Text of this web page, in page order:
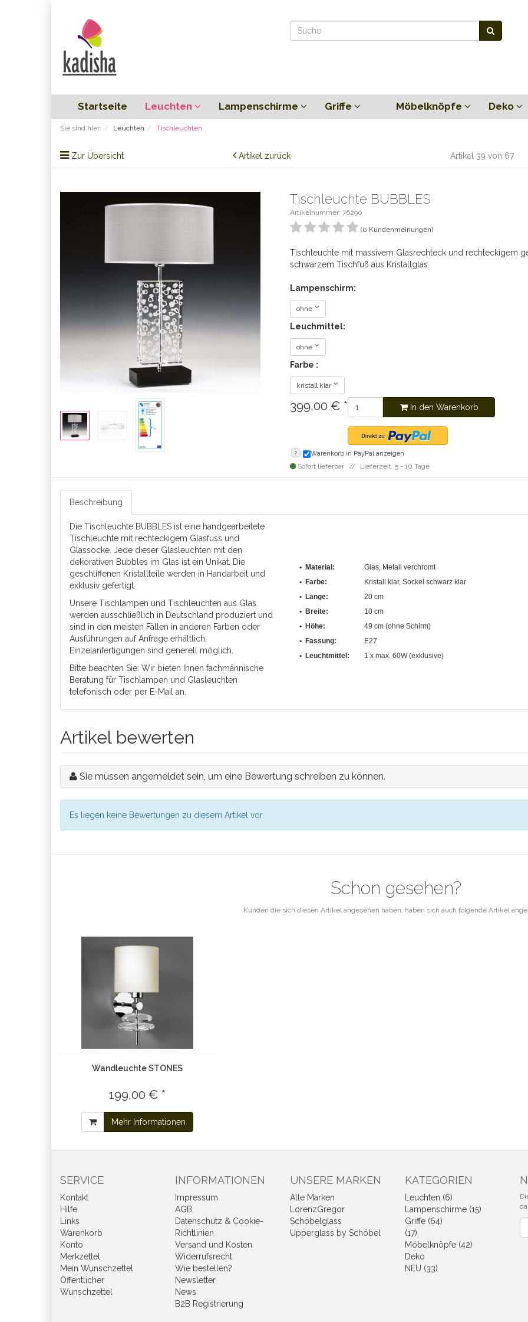
Startseite Leuchten Lampenschirme Griffe Möbelknöpfe Deko
Sie sind hier: Leuchten Tischleuchten
Zur Übersicht Artikel zurück Artikel 39 von 67
Tischleuchte BUBBLES
Artikelnummer: 76290
(0 Kundenmeinungen)
Tischleuchte mit massivem Glasrechteck und rechteckigem
schwarzem Tischfuß aus Kristallglas
Lampenschirm:
ohne
Leuchmittel:
ohne
Farbe :
kristall klar
399,00 € * In den Warenkorb
? Warenkorb in PayPal anzeigen
Sofort lieferbar Lieferzeit: 5 - 10 Tage
Beschreibung
Die Tischleuchte BUBBLES ist eine handgearbeitete
Tischleuchte mit rechteckigem Glasfuss und
Glassocke. Jede dieser Glasleuchten mit den
dekorativen Bubbles im Glas ist ein Unikat. Die
geschliffenen Kristallteile werden in Handarbeit und
exklusiv gefertigt.
Unsere Tischlampen und Tischleuchten aus Glas
werden ausschließlich in Deutschland produziert und
sind in den meisten Fällen in anderen Farben oder
Ausführungen auf Anfrage erhältlich,
Einzelanfertigungen sind generell möglich.
Bitte beachten Sie: Wir bieten Ihnen fachmännische
Beratung für Tischlampen und Glasleuchten
telefonisch oder per E-Mail an.
• Material:
Glas, Metall verchromt
• Farbe:
Kristall klar, Sockel schwarz klar
• Länge:
20 cm
• Breite:
10 cm
• Höhe:
49 cm (ohne Schirm)
• Fassung:
E27
• Leuchtmittel:
1 x max. 60W (exklusive)
Artikel bewerten
Sie müssen angemeldet sein, um eine Bewertung schreiben zu können.
Es liegen keine Bewertungen zu diesem Artikel vor.
Schon gesehen?
Kunden die sich diesen Artikel angesehen haben, haben sich auch folgende Artikel
Wandleuchte STONES
199,00 € *
Mehr Informationen
SERVICE
Kontakt
Hilfe
Links
Warenkorb
Konto
Merkzettel
Mein Wunschzettel
Öffentlicher
Wunschzettel
INFORMATIONEN
Impressum
AGB
Datenschutz & Cookie-
Richtlinien
Versand und Kosten
Widerrufsrecht
Wie bestellen?
Newsletter
News
B2B Registrierung
UNSERE MARKEN
Alle Marken
LorenzGregor
Schöbelglass
Upperglass by Schöbel
KATEGORIEN
Leuchten (6)
Lampenschirme (15)
Griffe (64)
(17)
Möbelknöpfe (42)
Deko
NEU (33)